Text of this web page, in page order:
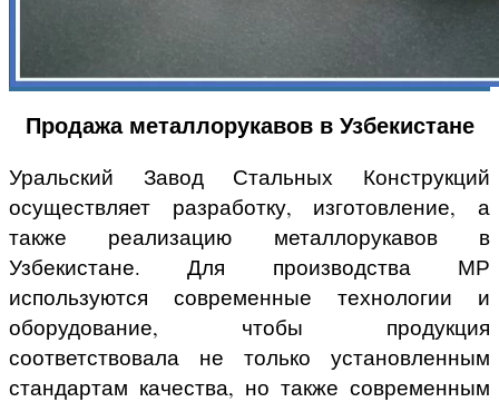
Продажа металлорукавов в Узбекистане
Уральский Завод Стальных Конструкций
осуществляет разработку, изготовление, а
также реализацию металлорукавов в
Узбекистане. Для производства МР
используются современные технологии и
оборудование, чтобы продукция
соответствовала не только установленным
стандартам качества, но также современным